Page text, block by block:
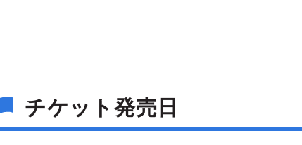
チケット発売日